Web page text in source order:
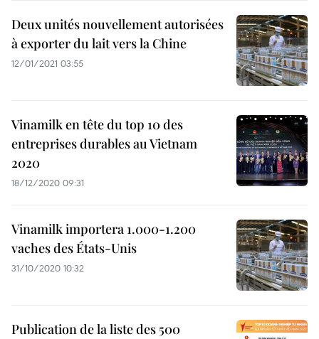
Deux unités nouvellement autorisées
à exporter du lait vers la Chine
12/01/2021 03:55
Vinamilk en tête du top 10 des
entreprises durables au Vietnam
2020
18/12/2020 09:31
Vinamilk importera 1.000-1.200
vaches des États-Unis
31/10/2020 10:32
Publication de la liste des 500